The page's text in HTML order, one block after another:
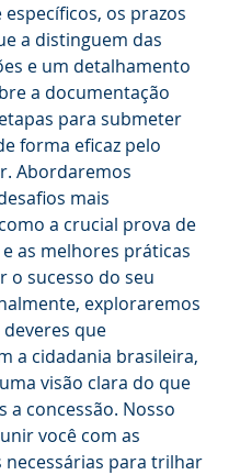
os prazos
a distinguem das
e um detalhamento
a documentação
para submeter
forma eficaz pelo
Abordaremos
mais
a crucial prova de
as melhores práticas
o sucesso do seu
exploraremos
que
a cidadania brasileira,
visão clara do que
a concessão. Nosso
você com as
necessárias para trilhar